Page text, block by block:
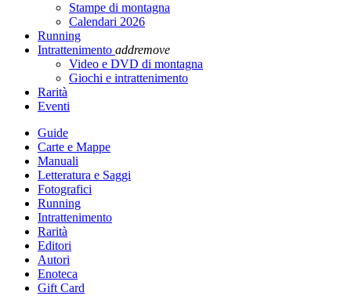
Stampe di montagna
Calendari 2026
Running
Intrattenimento addremove
Video e DVD di montagna
Giochi e intrattenimento
Rarità
Eventi
Guide
Carte e Mappe
Manuali
Letteratura e Saggi
Fotografici
Running
Intrattenimento
Rarità
Editori
Autori
Enoteca
Gift Card